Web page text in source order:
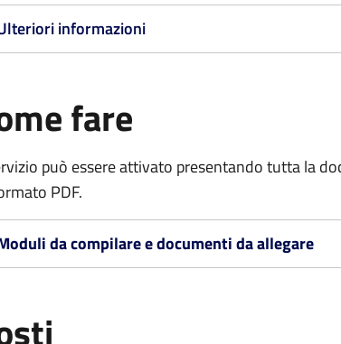
informazioni
fare
può essere attivato presentando tutta la
PDF.
da compilare e documenti da allegare